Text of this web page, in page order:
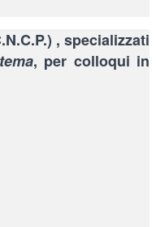
, specializzati
, per colloqui in